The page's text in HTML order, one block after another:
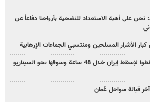
نحن على أهبة الاستعداد للتضحية بأرواحنا دفاعاً عن
بزشكيان: خططوا لإسقاط إيران خلال 48 ساعة وسوقها نحو السيناريو
قبالة سواحل عُمان